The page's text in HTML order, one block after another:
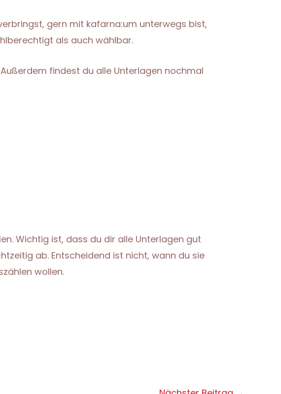
gern mit kafarna:um unterwegs bist,
als auch wählbar.
findest du alle Unterlagen nochmal
Wichtig ist, dass du dir alle Unterlagen gut
ab. Entscheidend ist nicht, wann du sie
wollen.